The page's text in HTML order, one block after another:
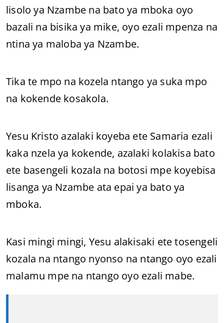
lisolo ya Nzambe na bato ya mboka oyo
bazali na bisika ya mike, oyo ezali mpenza na
ntina ya maloba ya Nzambe.
Tika te mpo na kozela ntango ya suka mpo
na kokende kosakola.
Yesu Kristo azalaki koyeba ete Samaria ezali
kaka nzela ya kokende, azalaki kolakisa bato
ete basengeli kozala na botosi mpe koyebisa
lisanga ya Nzambe ata epai ya bato ya
mboka.
Kasi mingi mingi, Yesu alakisaki ete tosengeli
kozala na ntango nyonso na ntango oyo ezali
malamu mpe na ntango oyo ezali mabe.